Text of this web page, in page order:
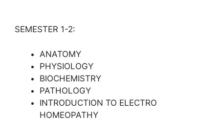
SEMESTER 1-2:
ANATOMY
PHYSIOLOGY
BIOCHEMISTRY
PATHOLOGY
INTRODUCTION TO ELECTRO
HOMEOPATHY